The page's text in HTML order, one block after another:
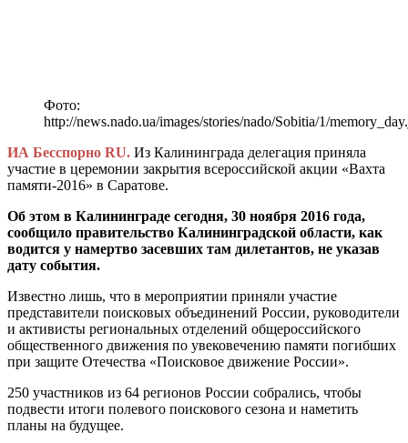
Фото:
http://news.nado.ua/images/stories/nado/Sobitia/1/
ИА Бесспорно RU. Из Калининграда делегация приняла
участие в церемонии закрытия всероссийской акции «Вахта
памяти-2016» в Саратове.
Об этом в Калининграде сегодня, 30 ноября 2016 года,
сообщило правительство Калининградской области, как
водится у намертво засевших там дилетантов, не указав
дату события.
Известно лишь, что в мероприятии приняли участие
представители поисковых объединений России, руководители
и активисты региональных отделений общероссийского
общественного движения по увековечению памяти погибших
при защите Отечества «Поисковое движение России».
250 участников из 64 регионов России собрались, чтобы
подвести итоги полевого поискового сезона и наметить
планы на будущее.